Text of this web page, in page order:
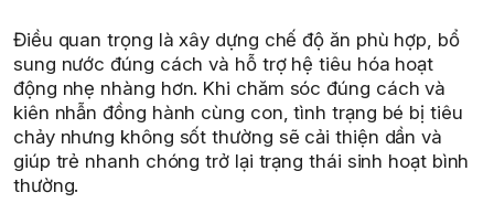
Điều quan trọng là xây dựng chế độ ăn phù hợp, bổ
sung nước đúng cách và hỗ trợ hệ tiêu hóa hoạt
động nhẹ nhàng hơn. Khi chăm sóc đúng cách và
kiên nhẫn đồng hành cùng con, tình trạng bé bị tiêu
chảy nhưng không sốt thường sẽ cải thiện dần và
giúp trẻ nhanh chóng trở lại trạng thái sinh hoạt bình
thường.